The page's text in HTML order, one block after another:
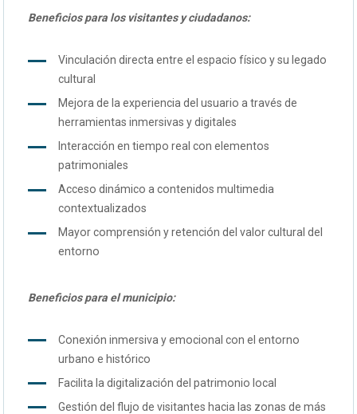
Beneficios para los visitantes y ciudadanos:
Vinculación directa entre el espacio físico y su legado
cultural
Mejora de la experiencia del usuario a través de
herramientas inmersivas y digitales
Interacción en tiempo real con elementos
patrimoniales
Acceso dinámico a contenidos multimedia
contextualizados
Mayor comprensión y retención del valor cultural del
entorno
Beneficios para el municipio:
Conexión inmersiva y emocional con el entorno
urbano e histórico
Facilita la digitalización del patrimonio local
Gestión del flujo de visitantes hacia las zonas de más